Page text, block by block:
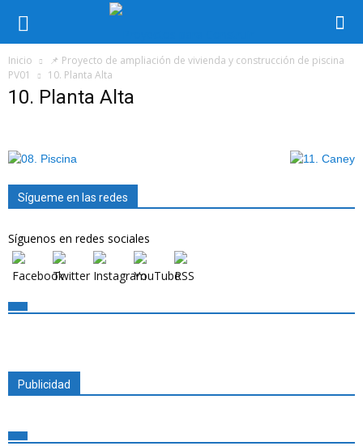
Inicio
📌 Proyecto de ampliación de vivienda y construcción de piscina
PV01
10. Planta Alta
10. Planta Alta
Sígueme en las redes
Síguenos en redes sociales
Publicidad